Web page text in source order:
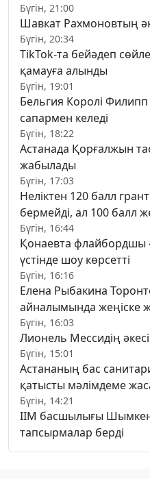
Бүгін, 21:00
Шавкат Рахмоновтың
Бүгін, 20:34
TikTok-та бейәдеп
қамауға алынды
Бүгін, 19:01
Бельгия Королі
сапармен келеді
Бүгін, 18:22
Астанада Қорғалжын
жабылады
Бүгін, 17:03
Неліктен 120 балл
бермейді, ал 100 балл
Бүгін, 16:44
Қонаевта флайбордшы
үстінде шоу көрсетті
Бүгін, 16:16
Елена Рыбакина
айналымында жеңіске
Бүгін, 16:03
Лионель Мессидің
Бүгін, 15:01
Астананың бас
қатысты мәлімдеме
Бүгін, 14:21
ІІМ басшылығы
тапсырмалар берді